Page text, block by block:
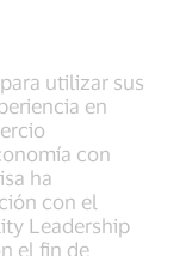
utilizar sus
en
con
ha
con el
Leadership
el fin de